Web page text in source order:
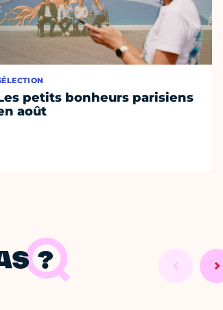
petits bonheurs parisiens
août
?